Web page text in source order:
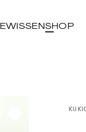
SHOP